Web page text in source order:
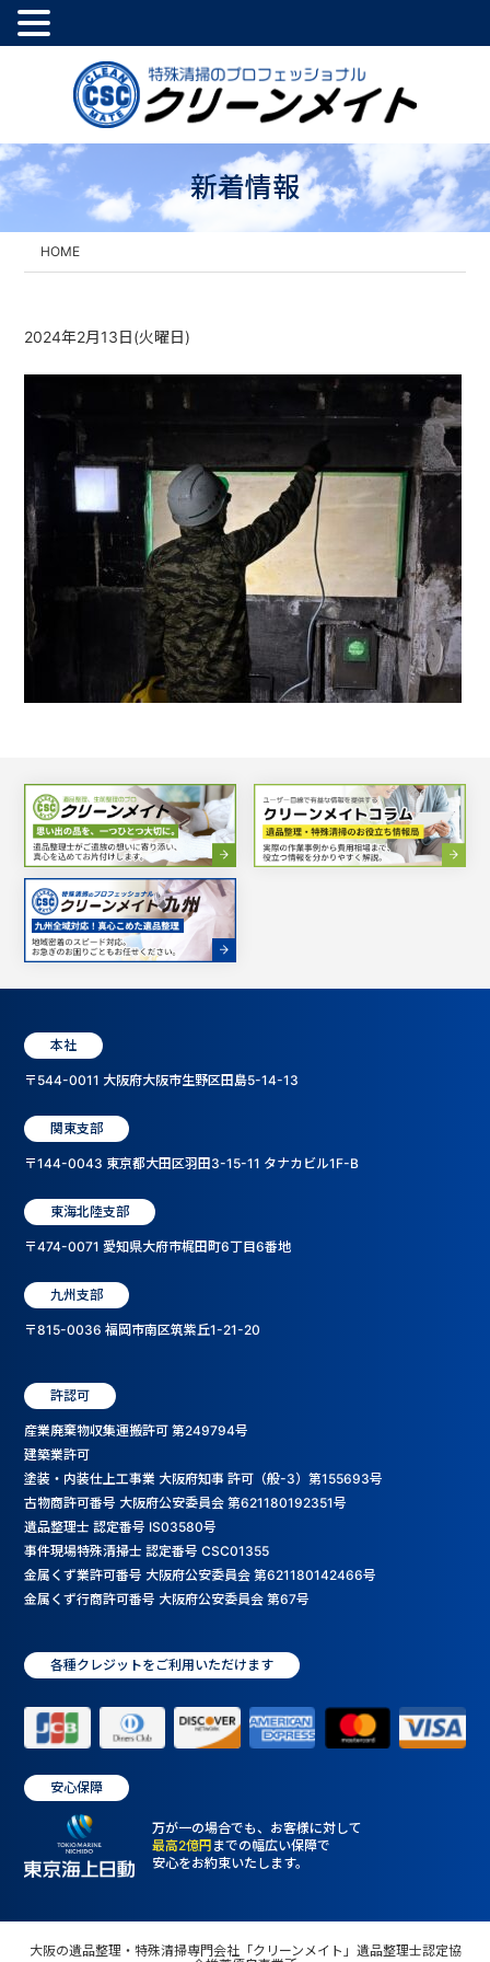
新着情報
HOME
2024年2月13日(火曜日)
本社
〒544-0011 大阪府大阪市生野区田島5-14-13
関東支部
〒144-0043 東京都大田区羽田3-15-11 タナカビル1F-B
東海北陸支部
〒474-0071 愛知県大府市梶田町6丁目6番地
九州支部
〒815-0036 福岡市南区筑紫丘1-21-20
許認可
産業廃棄物収集運搬許可 第249794号
建築業許可
塗装・内装仕上工事業 大阪府知事 許可（般-3）第155693号
古物商許可番号 大阪府公安委員会 第621180192351号
遺品整理士 認定番号 IS03580号
事件現場特殊清掃士 認定番号 CSC01355
金属くず業許可番号 大阪府公安委員会 第621180142466号
金属くず行商許可番号 大阪府公安委員会 第67号
各種クレジットをご利用いただけます
安心保障
万が一の場合でも、お客様に対して
最高2億円 までの幅広い保障で
安心をお約束いたします。
大阪の遺品整理・特殊清掃専門会社「クリーンメイト」遺品整理士認定協